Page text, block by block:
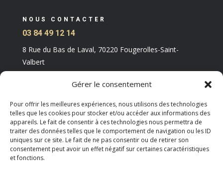
Gérer le consentement
Pour offrir les meilleures expériences, nous utilisons des technologies
telles que les cookies pour stocker et/ou accéder aux informations des
appareils. Le fait de consentir à ces technologies nous permettra de
traiter des données telles que le comportement de navigation ou les ID
uniques sur ce site. Le fait de ne pas consentir ou de retirer son
consentement peut avoir un effet négatif sur certaines caractéristiques
et fonctions.
NOUS CONTACTER
03 84 49 12 14
8 Rue du Bas de Laval, 70220 Fougerolles-Saint-
Valbert